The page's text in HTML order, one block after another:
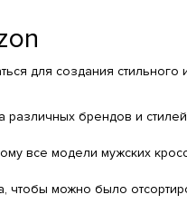
для создания
брендов и
все модели мужских
чтобы можно было